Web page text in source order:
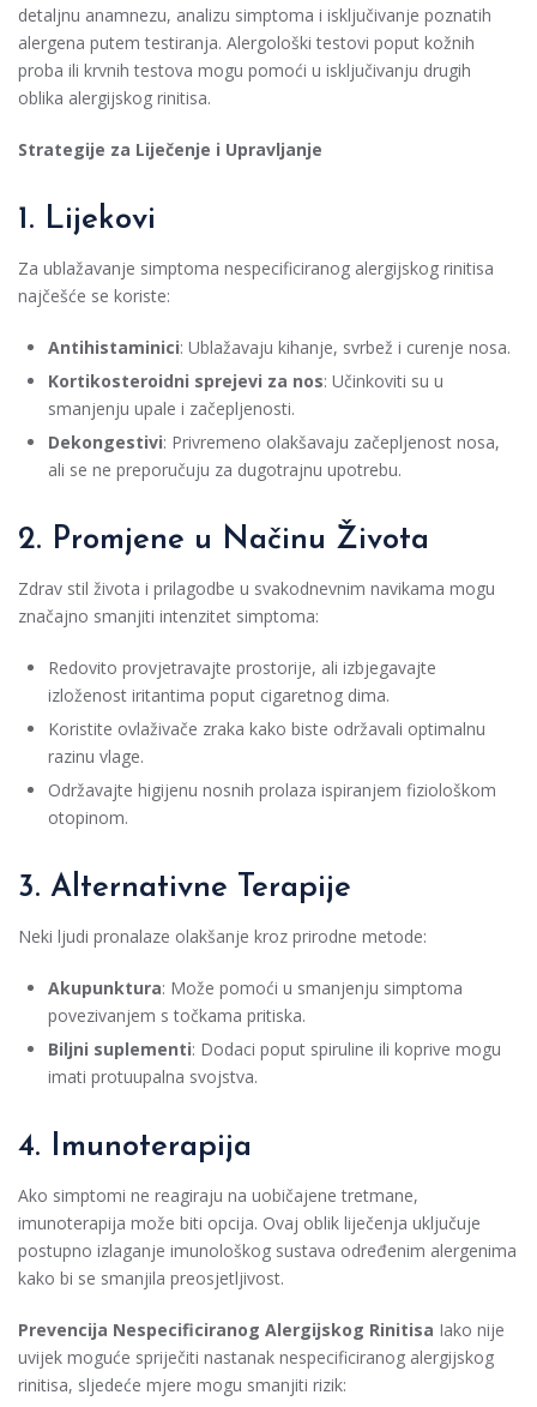
detaljnu anamnezu, analizu simptoma i isključivanje poznatih
alergena putem testiranja. Alergološki testovi poput kožnih
proba ili krvnih testova mogu pomoći u isključivanju drugih
oblika alergijskog rinitisa.
Strategije za Liječenje i Upravljanje
1. Lijekovi
Za ublažavanje simptoma nespecificiranog alergijskog rinitisa
najčešće se koriste:
Antihistaminici: Ublažavaju kihanje, svrbež i curenje nosa.
Kortikosteroidni sprejevi za nos: Učinkoviti su u
smanjenju upale i začepljenosti.
Dekongestivi: Privremeno olakšavaju začepljenost nosa,
ali se ne preporučuju za dugotrajnu upotrebu.
2. Promjene u Načinu Života
Zdrav stil života i prilagodbe u svakodnevnim navikama mogu
značajno smanjiti intenzitet simptoma:
Redovito provjetravajte prostorije, ali izbjegavajte
izloženost iritantima poput cigaretnog dima.
Koristite ovlaživače zraka kako biste održavali optimalnu
razinu vlage.
Održavajte higijenu nosnih prolaza ispiranjem fiziološkom
otopinom.
3. Alternativne Terapije
Neki ljudi pronalaze olakšanje kroz prirodne metode:
Akupunktura: Može pomoći u smanjenju simptoma
povezivanjem s točkama pritiska.
Biljni suplementi: Dodaci poput spiruline ili koprive mogu
imati protuupalna svojstva.
4. Imunoterapija
Ako simptomi ne reagiraju na uobičajene tretmane,
imunoterapija može biti opcija. Ovaj oblik liječenja uključuje
postupno izlaganje imunološkog sustava određenim alergenima
kako bi se smanjila preosjetljivost.
Prevencija Nespecificiranog Alergijskog Rinitisa Iako nije
uvijek moguće spriječiti nastanak nespecificiranog alergijskog
rinitisa, sljedeće mjere mogu smanjiti rizik: